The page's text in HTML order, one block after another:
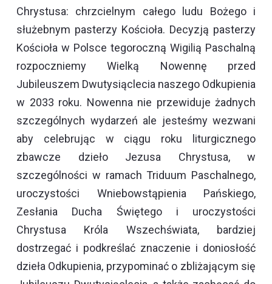
Chrystusa: chrzcielnym całego ludu Bożego i
służebnym pasterzy Kościoła. Decyzją pasterzy
Kościoła w Polsce tegoroczną Wigilią Paschalną
rozpoczniemy Wielką Nowennę przed
Jubileuszem Dwutysiąclecia naszego Odkupienia
w 2033 roku. Nowenna nie przewiduje żadnych
szczególnych wydarzeń ale jesteśmy wezwani
aby celebrując w ciągu roku liturgicznego
zbawcze dzieło Jezusa Chrystusa, w
szczególności w ramach Triduum Paschalnego,
uroczystości Wniebowstąpienia Pańskiego,
Zesłania Ducha Świętego i uroczystości
Chrystusa Króla Wszechświata, bardziej
dostrzegać i podkreślać znaczenie i doniosłość
dzieła Odkupienia, przypominać o zbliżającym się